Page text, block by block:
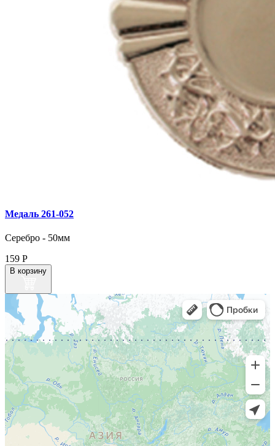
Медаль 261‑052
Серебро - 50мм
159 Р
В корзину